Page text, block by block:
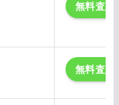
無料査定
無料査定